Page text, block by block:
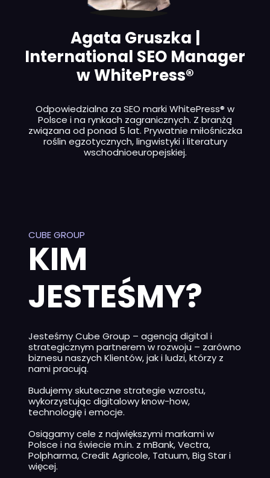
Odpowiedzialna za SEO marki WhitePress® w
Polsce i na rynkach zagranicznych. Z branżą
związana od ponad 5 lat. Prywatnie miłośniczka
roślin egzotycznych, lingwistyki i literatury
wschodnioeuropejskiej.
Agata Gruszka |
International SEO Manager
w WhitePress®️
CUBE GROUP
KIM
JESTEŚMY?
Jesteśmy Cube Group – agencją digital i
strategicznym partnerem w rozwoju – zarówno
biznesu naszych Klientów, jak i ludzi, którzy z
nami pracują.
Budujemy skuteczne strategie wzrostu,
wykorzystując digitalowy know-how,
technologię i emocje.
Osiągamy cele z największymi markami w
Polsce i na świecie m.in. z mBank, Vectra,
Polpharma, Credit Agricole, Tatuum, Big Star i
więcej.